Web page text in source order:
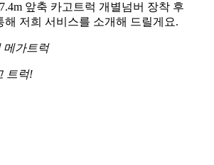
앞축 카고트럭 개별넘버 장착 후
해 저희 서비스를 소개해 드릴게요.
메가트럭
트럭!